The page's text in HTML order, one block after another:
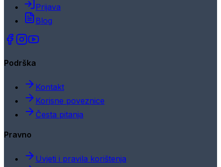
Prijava
Blog
Podrška
Kontakt
Korisne poveznice
Česta pitanja
Pravno
Uvjeti i pravila korištenja